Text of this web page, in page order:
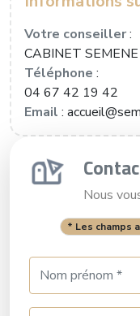
Votre conseiller:
CABINET SEMENE
Téléphone :
04 67 42 19 42
Email :
Nous
* Les champs